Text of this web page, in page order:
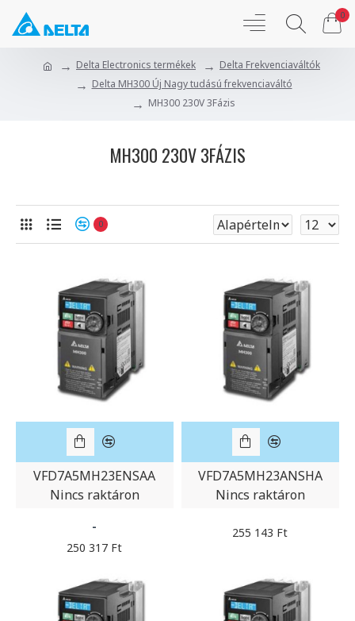
0
Delta Electronics termékek
Delta Frekvenciaváltók
Delta MH300 Új Nagy tudású frekvenciaváltó
MH300 230V 3Fázis
MH300 230V 3FÁZIS
0
VFD7A5MH23ENSAA
Nincs raktáron
-
250 317 Ft
VFD7A5MH23ANSHA
Nincs raktáron
255 143 Ft